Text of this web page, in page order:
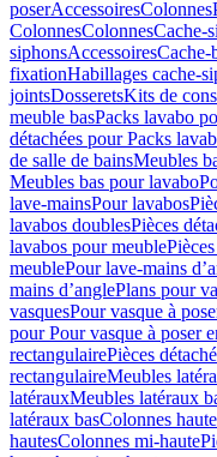
poserAccessoiresColonnes
ColonnesColonnesCache-
siphonsAccessoiresCache-
fixationHabillages cache-
jointsDosseretsKits de
meuble basPacks lavabo
détachées pour Packs
de salle de bainsMeubles
Meubles bas pour lavabo
lave-mainsPour lavabos
lavabos doublesPièces
lavabos pour meuble
meublePour lave-mains
mains d’anglePlans pour
vasquesPour vasque à
pour Pour vasque à poser
rectangulairePièces
rectangulaireMeubles
latérauxMeubles latéraux
latéraux basColonnes
hautesColonnes mi-haute